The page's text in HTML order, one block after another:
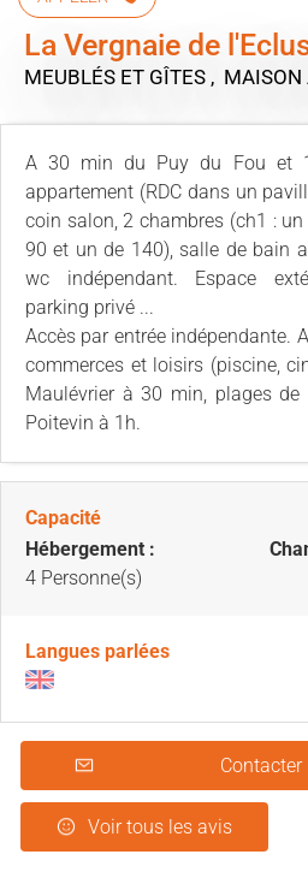
La Vergnaie de
MEUBLÉS ET GÎTES , MAISON
A 30 min du Puy du Fou et
appartement (RDC dans un
coin salon, 2 chambres (ch1 :
90 et un de 140), salle de bain
wc indépendant. Espace
parking privé ...
Accès par entrée indépendante.
commerces et loisirs (piscine,
Maulévrier à 30 min, plages
Poitevin à 1h.
Capacité
Hébergement :
4 Personne(s)
Langues parlées
Voir tous les avis